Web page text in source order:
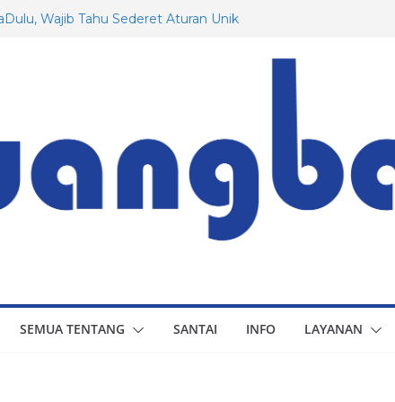
Wajib Tahu Sederet Aturan Unik
Berapa Besaran Gaji Minimum di 20
SEMUA TENTANG SANTAI INFO LAYANAN